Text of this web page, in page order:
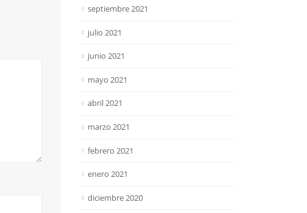
septiembre 2021
julio 2021
junio 2021
mayo 2021
abril 2021
marzo 2021
febrero 2021
enero 2021
diciembre 2020